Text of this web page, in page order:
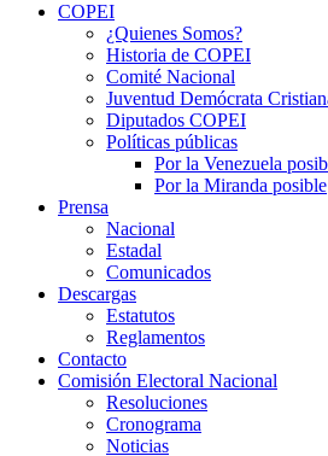
COPEI
¿Quienes Somos?
Historia de COPEI
Comité Nacional
Juventud Demócrata
Diputados COPEI
Políticas públicas
Por la Venezuela
Por la Miranda posible
Prensa
Nacional
Estadal
Comunicados
Descargas
Estatutos
Reglamentos
Contacto
Comisión Electoral Nacional
Resoluciones
Cronograma
Noticias